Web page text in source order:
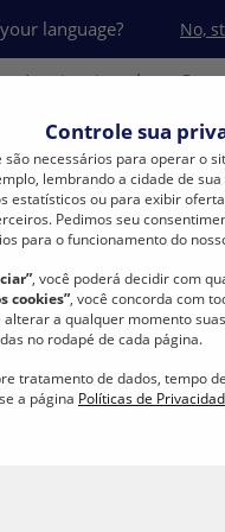
language? No,
Institucional
Produtos Tabela de
Controle sua
são necessários para operar o
lembrando a cidade de
estatísticos ou para exibir
Pedimos seu
para o funcionamento do
, você poderá decidir com
cookies”, você concorda com
alterar a qualquer momento
no rodapé de cada página.
tratamento de dados, tempo
a página Políticas de